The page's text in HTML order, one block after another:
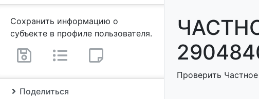
Сохранить информацию о
субъекте в профиле пользователя.
Поделиться
Проверить